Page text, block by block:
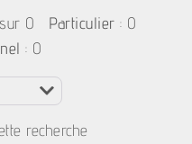
0 Particulier : 0
: 0
recherche